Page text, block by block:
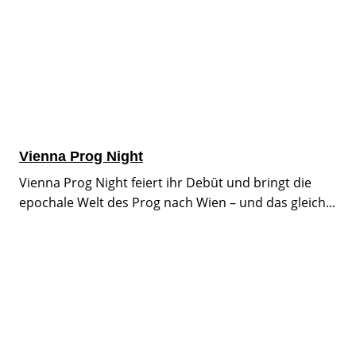
Vienna Prog Night
Vienna Prog Night feiert ihr Debüt und bringt die
epochale Welt des Prog nach Wien – und das gleich...